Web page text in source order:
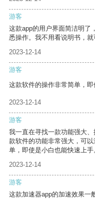
游客
这款app的用户界面简洁明了
悉操作。我不用看说明书，就
2023-12-14
游客
这款软件的操作非常简单，即
2023-12-14
游客
我一直在寻找一款功能强大
款软件的功能非常强大，可
单，即使是小白也能快速上手
2023-12-14
游客
这款加速器app的加速效果一